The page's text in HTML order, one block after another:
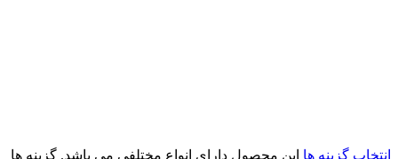
انتخاب گزینه ها این محصول دارای انواع مختلفی می باشد. گزینه ها